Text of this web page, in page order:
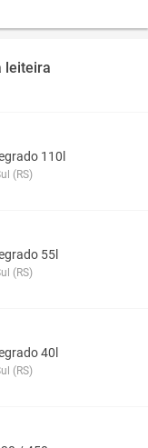
leiteira
110l
(RS)
55l
(RS)
40l
(RS)